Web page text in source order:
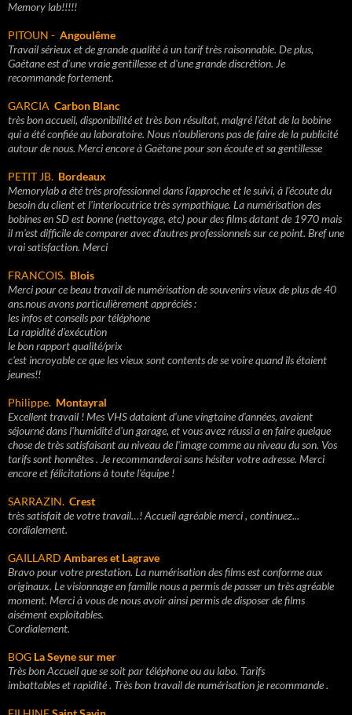
Memory lab!!!!!
PITOUN - Angoulême
Travail sérieux et de grande qualité à un tarif très raisonnable. De plus,
Gaétane est d'une vraie gentillesse et d'une grande discrétion. Je
recommande fortement.
GARCIA Carbon Blanc
très bon accueil, disponibilité et très bon résultat, malgré l'état de la bobine
qui a été confiée au laboratoire. Nous n'oublierons pas de faire de la publicité
autour de nous. Merci encore à Gaëtane pour son écoute et sa gentillesse
PETIT JB. Bordeaux
Memorylab a été très professionnel dans l'approche et le suivi, à l'écoute du
besoin du client et l'interlocutrice très sympathique. La numérisation des
bobines en SD est bonne (nettoyage, etc) pour des films datant de 1970 mais
il m'est difficile de comparer avec d'autres professionnels sur ce point. Bref une
vrai satisfaction. Merci
FRANCOIS. Blois
Merci pour ce beau travail de numérisation de souvenirs vieux de plus de 40
ans.nous avons particulièrement appréciés :
les infos et conseils par téléphone
La rapidité d'exécution
le bon rapport qualité/prix
c'est incroyable ce que les vieux sont contents de se voire quand ils étaient
jeunes!!
Philippe. Montayral
Excellent travail ! Mes VHS dataient d'une vingtaine d'années, avaient
séjourné dans l'humidité d'un garage, et vous avez réussi a en faire quelque
chose de très satisfaisant au niveau de l'image comme au niveau du son. Vos
tarifs sont honnêtes . Je recommanderai sans hésiter votre adresse. Merci
encore et félicitations à toute l'équipe !
SARRAZIN. Crest
très satisfait de votre travail…! Accueil agréable merci , continuez...
cordialement.
GAILLARD Ambares et Lagrave
Bravo pour votre prestation. La numérisation des films est conforme aux
originaux. Le visionnage en famille nous a permis de passer un très agréable
moment. Merci à vous de nous avoir ainsi permis de disposer de films
aisément exploitables.
Cordialement.
BOG La Seyne sur mer
Très bon Accueil que se soit par téléphone ou au labo. Tarifs
imbattables et rapidité . Très bon travail de numérisation je recommande .